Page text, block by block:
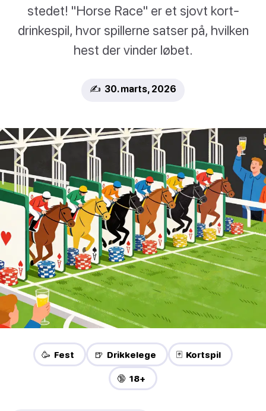
stedet! "Horse Race" er et sjovt kort-
drinkespil, hvor spillerne satser på, hvilken
hest der vinder løbet.
✍️ 30. marts, 2026
🥳 Fest 🍺 Drikkelege 🃏 Kortspil
🔞 18+